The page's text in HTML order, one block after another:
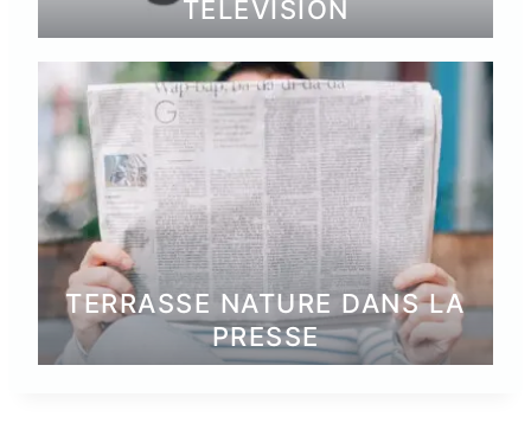
TÉLÉVISION
TERRASSE NATURE DANS LA
PRESSE